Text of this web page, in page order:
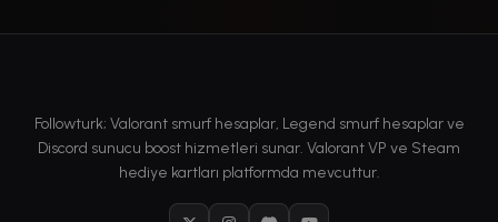
Followturk; Valorant smurf hesaplar, Legend smurf hesaplar ve
Discord sunucu boost hizmetleri sunar. Valorant VP ve Steam
hediye kartları platformda mevcuttur.